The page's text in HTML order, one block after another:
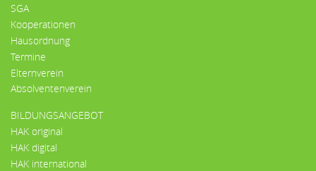
SGA
Kooperationen
Hausordnung
Termine
Elternverein
Absolventenverein
BILDUNGSANGEBOT
HAK original
HAK digital
HAK international